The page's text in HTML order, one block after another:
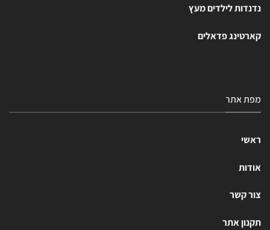
נדנדות לילדים מעץ
קארטינג פדאלים
מפת אתר
ראשי
אודות
צור קשר
תקנון אתר